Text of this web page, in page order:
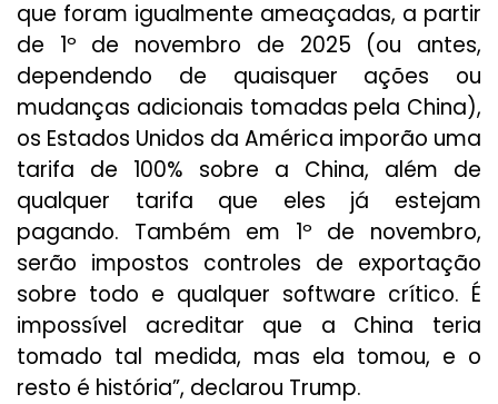
que foram igualmente ameaçadas, a partir
de 1º de novembro de 2025 (ou antes,
dependendo de quaisquer ações ou
mudanças adicionais tomadas pela China),
os Estados Unidos da América imporão uma
tarifa de 100% sobre a China, além de
qualquer tarifa que eles já estejam
pagando. Também em 1º de novembro,
serão impostos controles de exportação
sobre todo e qualquer software crítico. É
impossível acreditar que a China teria
tomado tal medida, mas ela tomou, e o
resto é história”, declarou Trump.